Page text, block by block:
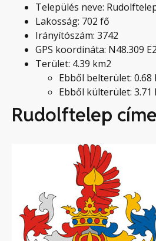
Település neve:
Lakosság: 702 fő
Irányítószám: 3742
GPS koordináta: N48.309
Terület: 4.39 km2
Ebből belterület: 0.68
Ebből külterület: 3.71
Rudolftelep